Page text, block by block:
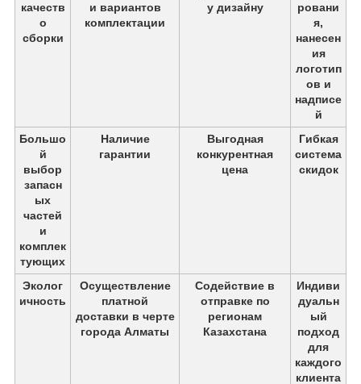
качеств
о
сборки
и вариантов
комплектации
у дизайну
ровани
я,
нанесен
ия
логотип
ов и
надписе
й
Большо
й
выбор
запасн
ых
частей
и
комплек
тующих
Наличие
гарантии
Выгодная
конкурентная
цена
Гибкая
система
скидок
Эколог
ичность
Осуществление
платной
доставки в черте
города Алматы
Содействие в
отправке по
регионам
Казахстана
Индиви
дуальн
ый
подход
для
каждого
клиента